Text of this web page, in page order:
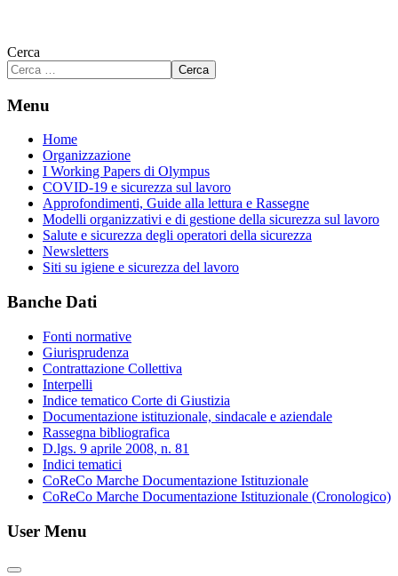
Cerca
Cerca
Menu
Home
Organizzazione
I Working Papers di Olympus
COVID-19 e sicurezza sul lavoro
Approfondimenti, Guide alla lettura e Rassegne
Modelli organizzativi e di gestione della sicurezza sul lavoro
Salute e sicurezza degli operatori della sicurezza
Newsletters
Siti su igiene e sicurezza del lavoro
Banche Dati
Fonti normative
Giurisprudenza
Contrattazione Collettiva
Interpelli
Indice tematico Corte di Giustizia
Documentazione istituzionale, sindacale e aziendale
Rassegna bibliografica
D.lgs. 9 aprile 2008, n. 81
Indici tematici
CoReCo Marche Documentazione Istituzionale
CoReCo Marche Documentazione Istituzionale (Cronologico)
User Menu